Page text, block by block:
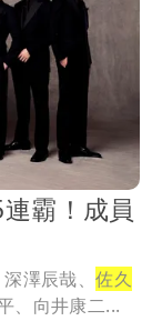
霸！成員
澤辰哉、佐久
、向井康二...